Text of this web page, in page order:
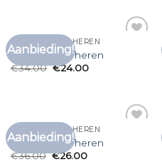
Aanbieding!
T SHIRT KOPEN HEREN
t shirt kopen heren
€34.00 €24.00
Aanbieding!
T SHIRT KOPEN HEREN
t shirt kopen heren
€36.00 €26.00